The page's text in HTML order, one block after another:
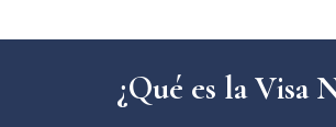
¿Qué es laVisa